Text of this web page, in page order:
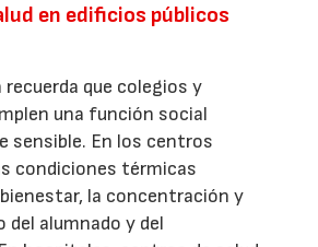
en edificios públicos
recuerda que colegios y
una función social
sensible. En los centros
condiciones térmicas
la concentración y
del alumnado y del